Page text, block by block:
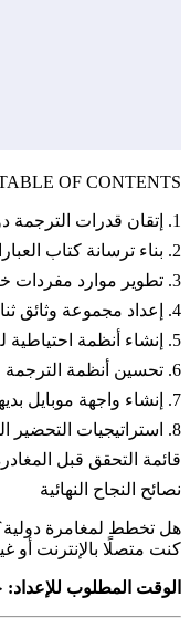
OF CONTENTS
1. إتقان قدرات الترجمة دون اتصال
2. بناء ترسانة كتاب العبارات الرقمية الخاصة بك
3. تطوير موارد مفردات خاصة بالرحلة
4. إعداد مجموعة وثائق ثنائية اللغة
5. إنشاء أنظمة احتياطية للاتصال البشري
6. تحسين أنظمة الترجمة البصرية و OCR
7. إنشاء واجهة موبايل بديهية
8. استراتيجيات التحضير المتقدمة
قائمة التحقق قبل
نصائح النجاح النهائية
هل تخطط لمغامرة
كنت متصلًا بالإنترنت أو
الوقت المطلوب للإعداد: